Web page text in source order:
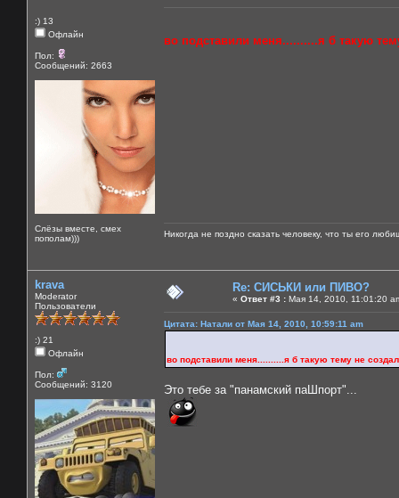
:) 13
Офлайн
Пол:
Сообщений: 2663
Слёзы вместе, смех
пополам)))
во подставили меня..........я б такую
Никогда не поздно сказать человеку, что ты его
krava
Moderator
Пользователи
:) 21
Офлайн
Пол:
Сообщений: 3120
Re: СИСЬКИ или ПИВО?
« Ответ #3 : Мая 14, 2010, 11:01:20
Цитата: Натали от Мая 14, 2010, 10:59:11 am
во подставили меня..........я б такую тему не
Это тебе за "панамский паШпорт"...